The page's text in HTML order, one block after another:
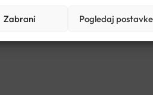
Zabrani Pogledaj postavke
otpornost na infekcije